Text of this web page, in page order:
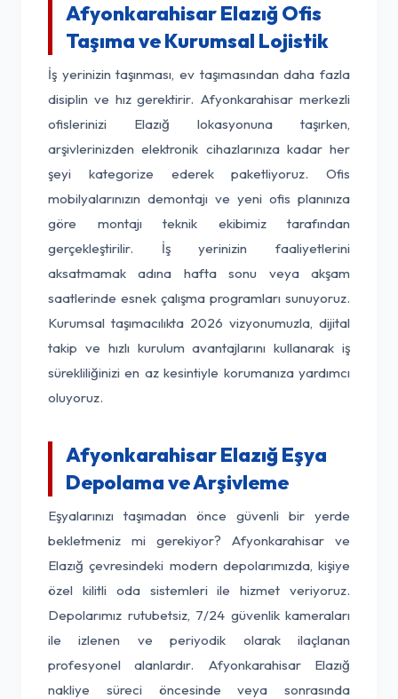
Afyonkarahisar Elazığ Ofis
Taşıma ve Kurumsal Lojistik
İş yerinizin taşınması, ev taşımasından daha fazla
disiplin ve hız gerektirir. Afyonkarahisar merkezli
ofislerinizi Elazığ lokasyonuna taşırken,
arşivlerinizden elektronik cihazlarınıza kadar her
şeyi kategorize ederek paketliyoruz. Ofis
mobilyalarınızın demontajı ve yeni ofis planınıza
göre montajı teknik ekibimiz tarafından
gerçekleştirilir. İş yerinizin faaliyetlerini
aksatmamak adına hafta sonu veya akşam
saatlerinde esnek çalışma programları sunuyoruz.
Kurumsal taşımacılıkta 2026 vizyonumuzla, dijital
takip ve hızlı kurulum avantajlarını kullanarak iş
sürekliliğinizi en az kesintiyle korumanıza yardımcı
oluyoruz.
Afyonkarahisar Elazığ Eşya
Depolama ve Arşivleme
Eşyalarınızı taşımadan önce güvenli bir yerde
bekletmeniz mi gerekiyor? Afyonkarahisar ve
Elazığ çevresindeki modern depolarımızda, kişiye
özel kilitli oda sistemleri ile hizmet veriyoruz.
Depolarımız rutubetsiz, 7/24 güvenlik kameraları
ile izlenen ve periyodik olarak ilaçlanan
profesyonel alanlardır. Afyonkarahisar Elazığ
nakliye süreci öncesinde veya sonrasında